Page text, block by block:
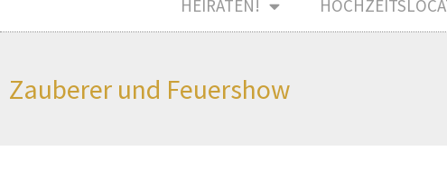
HEIRATEN!
Zauberer und Feuershow